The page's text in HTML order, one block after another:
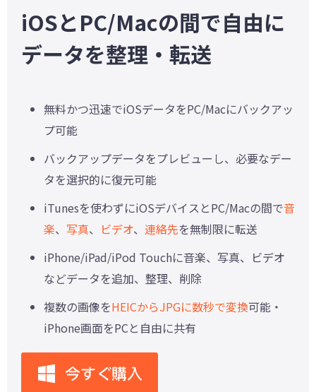
iOSとPC/Macの間で自由に
データを整理・転送
無料かつ迅速でiOSデータをPC/Macにバックアッ
プ可能
バックアップデータをプレビューし、必要なデー
タを選択的に復元可能
iTunesを使わずにiOSデバイスとPC/Macの間で音
楽、 写真、 ビデオ、 連絡先を無制限に転送
iPhone/iPad/iPod Touchに音楽、写真、ビデオ
などデータを追加、整理、削除
複数の画像をHEICからJPGに数秒で変換可能・
iPhone画面をPCと自由に共有